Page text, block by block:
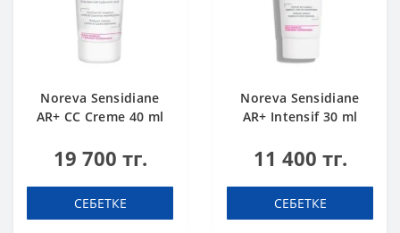
Noreva Sensidiane
AR+ CC Creme 40 ml
19 700 тг.
СЕБЕТКЕ
Noreva Sensidiane
AR+ Intensif 30 ml
11 400 тг.
СЕБЕТКЕ